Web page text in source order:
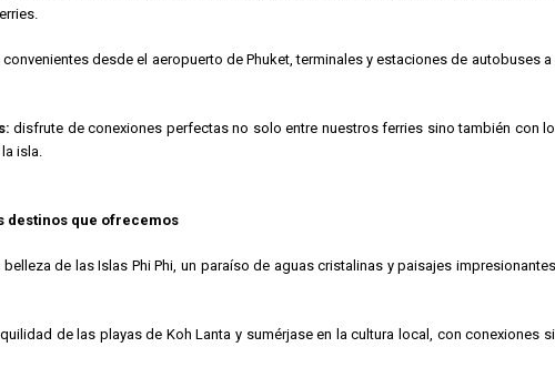
convenientes desde el aeropuerto de Phuket, terminales y estaciones de
disfrute de conexiones perfectas no solo entre nuestros ferries sino también con
isla.
destinos que ofrecemos
belleza de las Islas Phi Phi, un paraíso de aguas cristalinas y paisajes
de las playas de Koh Lanta y sumérjase en la cultura local, con